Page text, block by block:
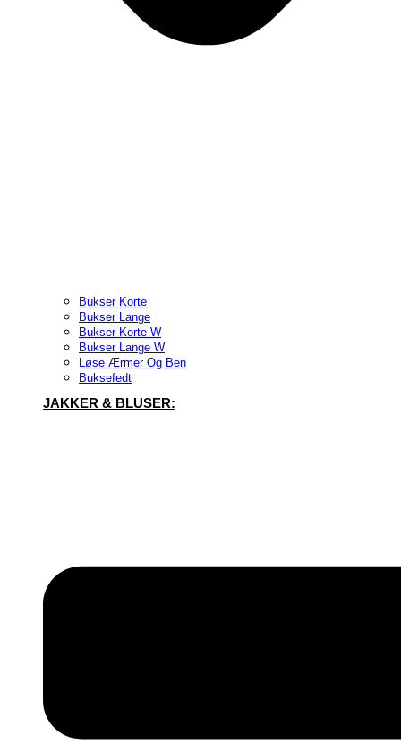
Bukser Korte
Bukser Lange
Bukser Korte W
Bukser Lange W
Løse Ærmer Og Ben
Buksefedt
JAKKER & BLUSER: